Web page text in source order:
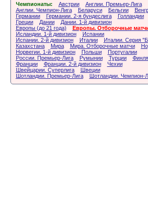
Чемпионаты:
Австрии
Англии. Премьер-Лига
Англии. Чемпион-Лига
Беларуси Бельгии
Германии
Германии. 2-я бундеслига
Голландии
Греции
Дании
Дании. 1-й дивизион
Европы (до 21 года)
Европы. Отборочные
Исландии. 1-й дивизион
Испании
Испании. 2-й дивизион
Италии
Италии. Серия
Казахстана
Мира Мира. Отборочные матчи
Норвегии. 1-й дивизион
Польши
Португалии
России. Премьер-Лига
Румынии Турции
Франции
Франции. 2-й дивизион
Чехии
Швейцарии. Суперлига
Швеции
Шотландии. Премьер-Лига
Шотландии. Чемпион-